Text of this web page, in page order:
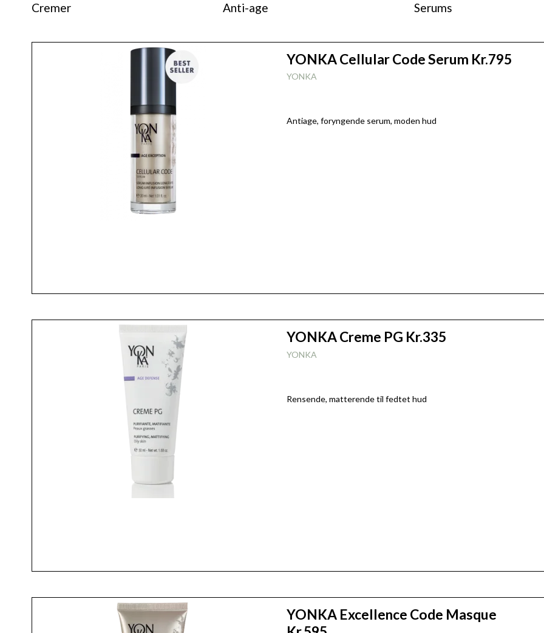
Cremer Anti-age Serums
YONKA Cellular Code Serum Kr.795
YONKA
Antiage, foryngende serum, moden hud
YONKA Creme PG Kr.335
YONKA
Rensende, matterende til fedtet hud
YONKA Excellence Code Masque